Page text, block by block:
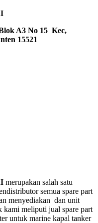
A3 No 15 Kec,
15521
merupakan salah satu
semua spare part
menyediakan dan unit
kami meliputi jual spare part
untuk marine kapal tanker